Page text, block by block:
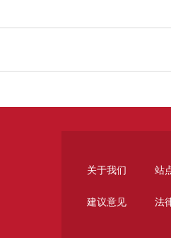
关于我们 站
建议意见 法